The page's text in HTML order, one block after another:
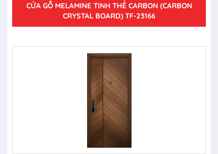
CỬA GỖ MELAMINE TINH THỂ CARBON (CARBON
CRYSTAL BOARD) TF-23166